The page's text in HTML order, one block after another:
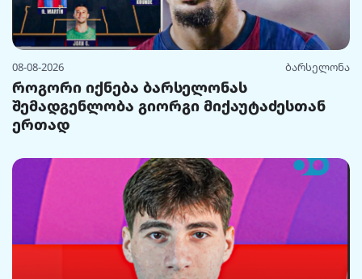
08-08-2026 ბარსელონა
როგორი იქნება ბარსელონას
შემადგენლობა გიორგი მიქაუტაძესთან
ერთად